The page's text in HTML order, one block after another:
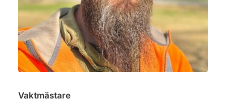
Vaktmästare